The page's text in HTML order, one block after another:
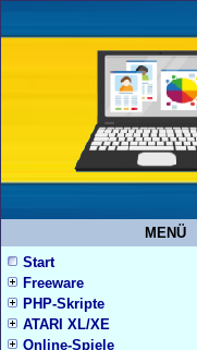
MENÜ
Start
Freeware
PHP-Skripte
ATARI XL/XE
Online-Spiele